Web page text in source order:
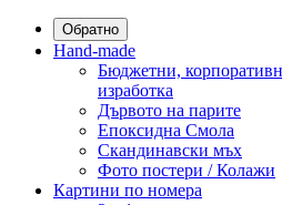
Обратно
Hand-made
Бюджетни,
изработка
Дървото на парите
Епоксидна Смола
Скандинавски мъх
Фото постери / Колажи
Картини по номера